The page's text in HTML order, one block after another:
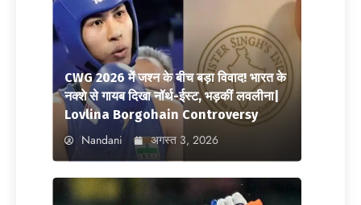
CWG 2026 में जश्न के बीच बड़ा विवाद! भारत के
नक्शे से गायब दिखा नॉर्थ-ईस्ट, भड़कीं लवलीना|
Lovlina Borgohain Controversy
Nandani अगस्त 3, 2026